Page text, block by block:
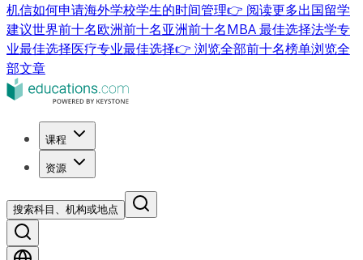
机信如何申请海外学校学生的时间管理👉 阅读更多出国留学
建议世界前十名欧洲前十名亚洲前十名MBA 最佳选择法学专
业最佳选择医疗专业最佳选择👉 浏览全部前十名榜单浏览全
部文章
课程
资源
搜索科目、机构或地点